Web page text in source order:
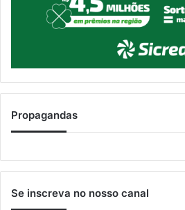
Propagandas
Se inscreva no nosso canal